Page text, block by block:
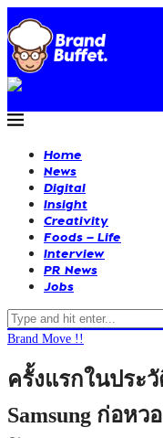
Home
News
Digital
Insight
Creativity
Foods – Life
Interview
PR News
Jobs
Brand Move !!
ครั้งแรกในประ
Samsung ก่อหว